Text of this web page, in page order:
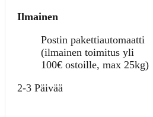
Ilmainen
Postin pakettiautomaatti
(ilmainen toimitus yli
100€ ostoille, max 25kg)
2-3 Päivää